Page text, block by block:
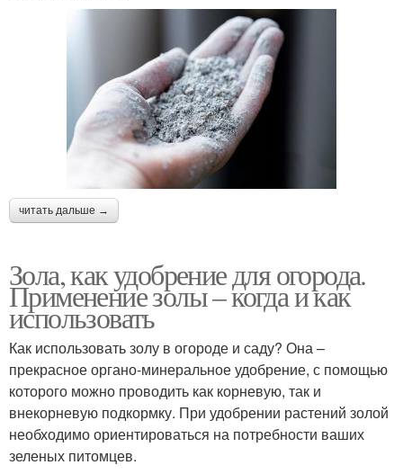
читать дальше →
Зола, как удобрение для огорода.
Применение золы – когда и как
использовать
Как использовать золу в огороде и саду? Она –
прекрасное органо-минеральное удобрение, с помощью
которого можно проводить как корневую, так и
внекорневую подкормку. При удобрении растений золой
необходимо ориентироваться на потребности ваших
зеленых питомцев.